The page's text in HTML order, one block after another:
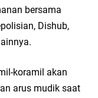
bersama
Dishub,
koramil akan
arus mudik saat